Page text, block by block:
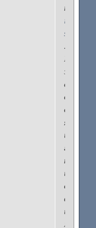
тут
italian-
shoes.ru
.
Нашла
этот
сайт
давно,
я
искала
где
купить
обувь
в